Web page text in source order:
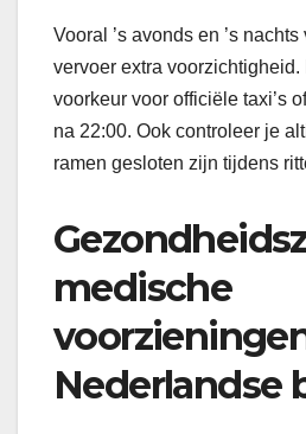
Vooral ’s avonds en ’s
vervoer extra
voorkeur voor officiële taxi’s
na 22:00. Ook controleer je
ramen gesloten zijn tijdens
medische
Nederlandse